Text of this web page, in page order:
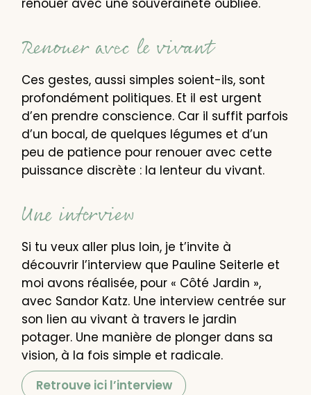
renouer avec une souveraineté oubliée.
Renouer avec le vivant
Ces gestes, aussi simples soient-ils, sont
profondément politiques. Et il est urgent
d’en prendre conscience. Car il suffit parfois
d’un bocal, de quelques légumes et d’un
peu de patience pour renouer avec cette
puissance discrète : la lenteur du vivant.
Une interview
Si tu veux aller plus loin, je t’invite à
découvrir l’interview que Pauline Seiterle et
moi avons réalisée, pour « Côté Jardin »,
avec Sandor Katz. Une interview centrée sur
son lien au vivant à travers le jardin
potager. Une manière de plonger dans sa
vision, à la fois simple et radicale.
Retrouve ici l’interview